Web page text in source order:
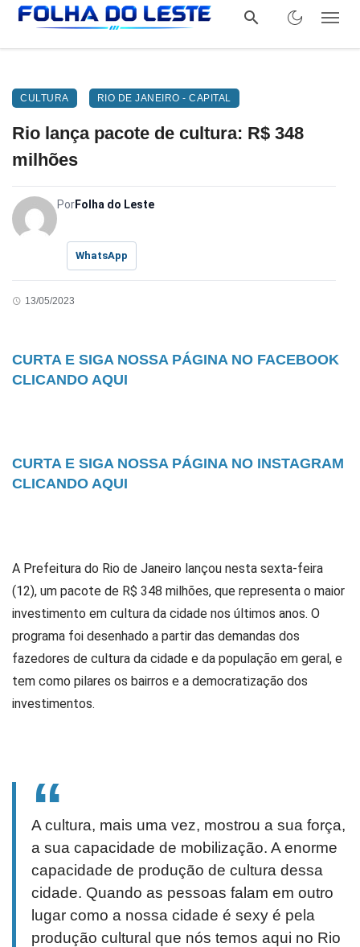
CULTURA RIO DE JANEIRO - CAPITAL
Rio lança pacote de cultura: R$ 348
milhões
PorFolha do Leste
WhatsApp
13/05/2023
CURTA E SIGA NOSSA PÁGINA NO FACEBOOK
CLICANDO AQUI
CURTA E SIGA NOSSA PÁGINA NO INSTAGRAM
CLICANDO AQUI
A Prefeitura do Rio de Janeiro lançou nesta sexta-feira
(12), um pacote de R$ 348 milhões, que representa o maior
investimento em cultura da cidade nos últimos anos. O
programa foi desenhado a partir das demandas dos
fazedores de cultura da cidade e da população em geral, e
tem como pilares os bairros e a democratização dos
investimentos.
A cultura, mais uma vez, mostrou a sua força,
a sua capacidade de mobilização. A enorme
capacidade de produção de cultura dessa
cidade. Quando as pessoas falam em outro
lugar como a nossa cidade é sexy é pela
produção cultural que nós temos aqui no Rio